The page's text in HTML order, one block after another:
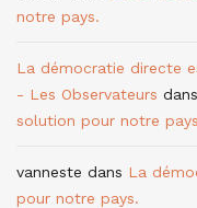
notre pays.
La démocratie directe
- Les Observateurs dans
solution pour notre
vanneste dans La
pour notre pays.